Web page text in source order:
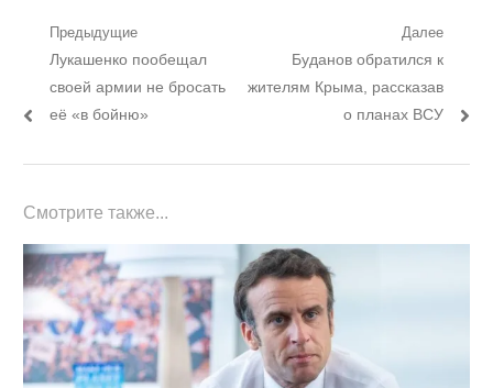
Навигация
записям
Предыдущие
Предыдущий
пост:
Лукашенко пообещал
своей армии не бросать
её «в бойню»
Далее
Следующий
пост:
Буданов обратился к
жителям Крыма, рассказав
о планах ВСУ
Смотрите также...